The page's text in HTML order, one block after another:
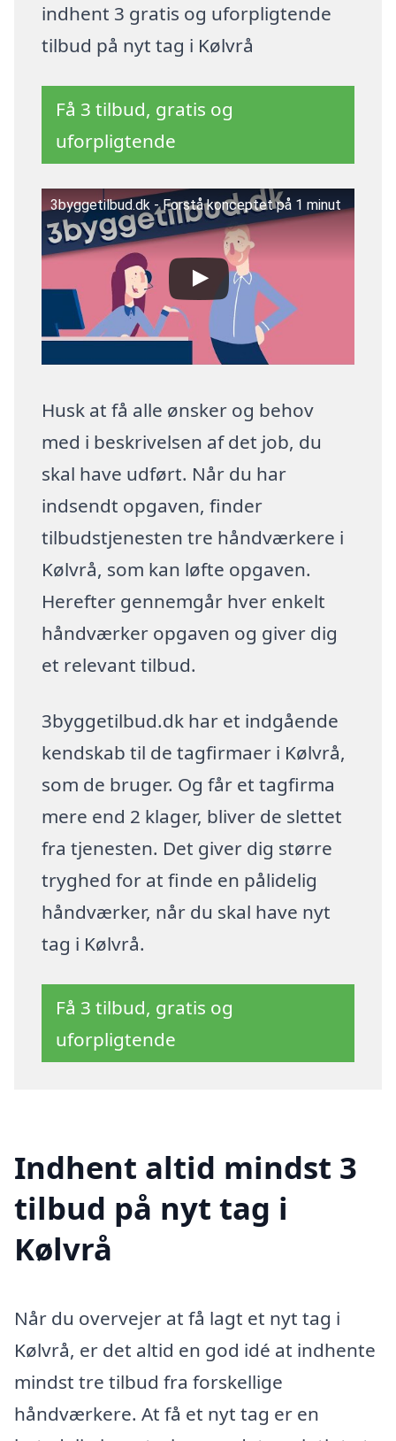
indhent 3 gratis og uforpligtende
tilbud på nyt tag i Kølvrå
Få 3 tilbud, gratis og
uforpligtende
3byggetilbud.dk - Forstå konceptet på 1 minut
Husk at få alle ønsker og behov
med i beskrivelsen af det job, du
skal have udført. Når du har
indsendt opgaven, finder
tilbudstjenesten tre håndværkere i
Kølvrå, som kan løfte opgaven.
Herefter gennemgår hver enkelt
håndværker opgaven og giver dig
et relevant tilbud.
3byggetilbud.dk har et indgående
kendskab til de tagfirmaer i Kølvrå,
som de bruger. Og får et tagfirma
mere end 2 klager, bliver de slettet
fra tjenesten. Det giver dig større
tryghed for at finde en pålidelig
håndværker, når du skal have nyt
tag i Kølvrå.
Få 3 tilbud, gratis og
uforpligtende
Indhent altid mindst 3
tilbud på nyt tag i
Kølvrå
Når du overvejer at få lagt et nyt tag i
Kølvrå, er det altid en god idé at indhente
mindst tre tilbud fra forskellige
håndværkere. At få et nyt tag er en